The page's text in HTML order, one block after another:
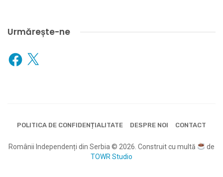
Urmărește-ne
Facebook
X
POLITICA DE CONFIDENȚIALITATE DESPRE NOI CONTACT
Românii Independenți din Serbia © 2026. Construit cu multă
de
TOWR Studio